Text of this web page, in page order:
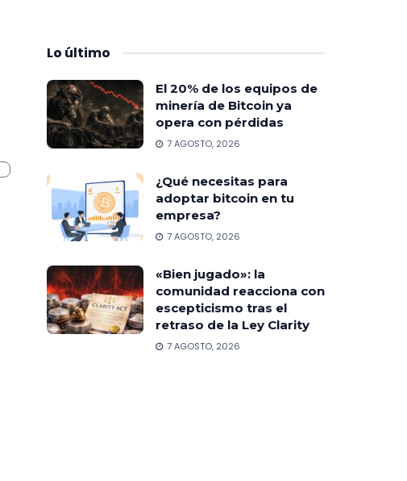
Lo último
El 20% de los equipos de
minería de Bitcoin ya
opera con pérdidas
7 AGOSTO, 2026
¿Qué necesitas para
adoptar bitcoin en tu
empresa?
7 AGOSTO, 2026
«Bien jugado»: la
comunidad reacciona con
escepticismo tras el
retraso de la Ley Clarity
7 AGOSTO, 2026